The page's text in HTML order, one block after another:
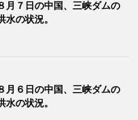
月７日の中国、三峡ダムの
水の状況。
月６日の中国、三峡ダムの
水の状況。